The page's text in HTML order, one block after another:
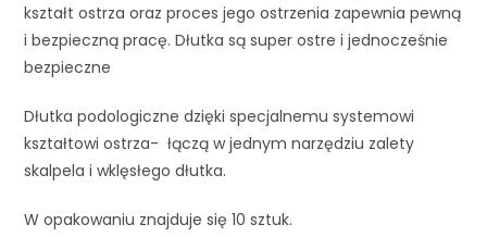
kształt ostrza oraz proces jego ostrzenia zapewnia pewną
i bezpieczną pracę. Dłutka są super ostre i jednocześnie
bezpieczne
Dłutka podologiczne dzięki specjalnemu systemowi
kształtowi ostrza- łączą w jednym narzędziu zalety
skalpela i wklęsłego dłutka.
W opakowaniu znajduje się 10 sztuk.